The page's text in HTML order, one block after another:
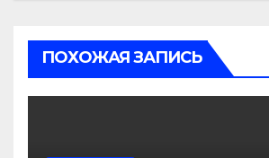
ПОХОЖАЯ ЗАПИСЬ